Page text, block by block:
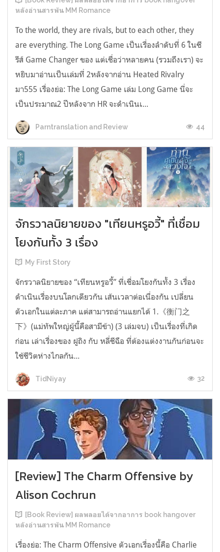
หลังอ่านสารพัน MM Romance
To the world, they are rivals, but to each other, they
are everything. The Long Game เป็นเรื่องลำดับที่ 6 ในซี
รีส์ Game Changer ของ แต่เชื่อว่าหลายคน (รวมถึงเรา) จะ
หยิบมาอ่านเป็นเล่มที่ 2หลังจากอ่าน Heated Rivalry
มา555 เรื่องย่อ: The Long Game เล่ม Long Game นี่จะ
เป็นประมาณ2 ปีหลังจาก HR จะดำเนินเ...
Parntranslation and Review 44
จักรวาลนิยายของ "เทียนหรูอวี้" ที่เชื่อม
โยงกันทั้ง 3 เรื่อง
My First Story
จักรวาลนิยายของ “เทียนหรูอวี้” ที่เชื่อมโยงกันทั้ง 3 เรื่อง
ดำเนินเรื่องบนโลกเดียวกัน เส้นเวลาต่อเนื่องกัน เปลี่ยน
ตัวเอกในแต่ละภาค แต่สามารถอ่านแยกได้ 1.《衡门之
下》(แม่ทัพใหญ่ผู้นี้คือสามีข้า) (3 เล่มจบ) เป็นเรื่องที่เกิด
ก่อน เล่าเรื่องของ ฝูถิง กับ หลี่ชีฉือ ที่ต้องแต่งงานกันก่อนจะ
ใช้ชีวิตห่างไกลกัน...
TidNiyay 32
[Review] The Charm Offensive by
Alison Cochrun
[Book Review] ผลพลอยได้จากอาการ book hangover
หลังอ่านสารพัน MM Romance
เรื่องย่อ: The Charm Offensive ตัวเอกเรื่องนี้คือ Charlie